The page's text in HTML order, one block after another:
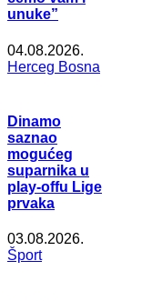
unuke”
04.08.2026.
Herceg Bosna
Dinamo
saznao
mogućeg
suparnika u
play-offu Lige
prvaka
03.08.2026.
Šport